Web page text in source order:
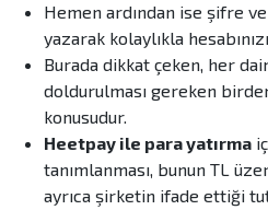
Hemen ardından ise şifre
yazarak kolaylıkla
Burada dikkat çeken, her
doldurulması gereken
konusudur.
Heetpay ile para yatırma
tanımlanması, bunun TL
ayrıca şirketin ifade ettiği